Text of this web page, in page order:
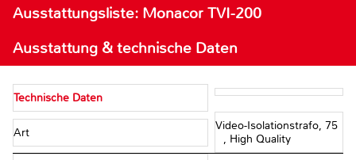
Ausstattungsliste: Monacor TVI-200
Ausstattung & technische Daten
Technische Daten
Art
Video-Isolationstrafo, 75
Ω, High Quality